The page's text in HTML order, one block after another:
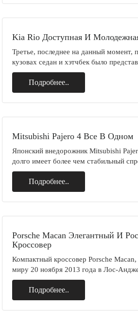
Kia Rio Доступная И
Третье, последнее на данный момент,
кузовах седан и хэтчбек было
Подробнее..
Mitsubishi Pajero 4 Все В Одном
Японский внедорожник Mitsubishi
долго имеет более чем стабильный
Подробнее..
Porsche Macan Элегантный И
Кроссовер
Компактный кроссовер Porsche
миру 20 ноября 2013 года в Лос-
Подробнее..